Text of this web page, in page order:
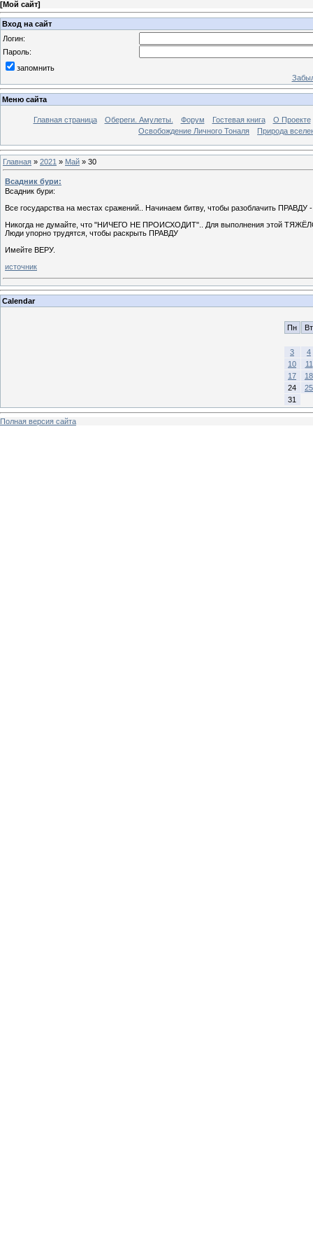
[Мой сайт]
Вход на сайт
Логин:
Пароль:
запомнить
Меню сайта
Главная страница Обереги. Амулеты. Форум Гостевая книга
О Проекте
Освобождение Личного Тоналя
Природа
Главная » 2021 » Май » 30
Всадник бури:
Всадник бури:
Все государства на местах сражений.. Начинаем битву, чтобы разоблачить
Никогда не думайте, что "НИЧЕГО НЕ ПРОИСХОДИТ".. Для выполнения этой
Люди упорно трудятся, чтобы раскрыть ПРАВДУ
Имейте ВЕРУ.
источник
Calendar
Пн Вт
3
4
10
11
17
18
24
25
31
Полная версия сайта